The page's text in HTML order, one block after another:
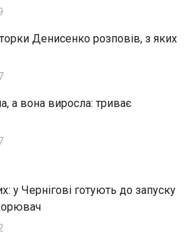
Денисенко розповів, з яких
а вона виросла: триває
у Чернігові готують до запуску